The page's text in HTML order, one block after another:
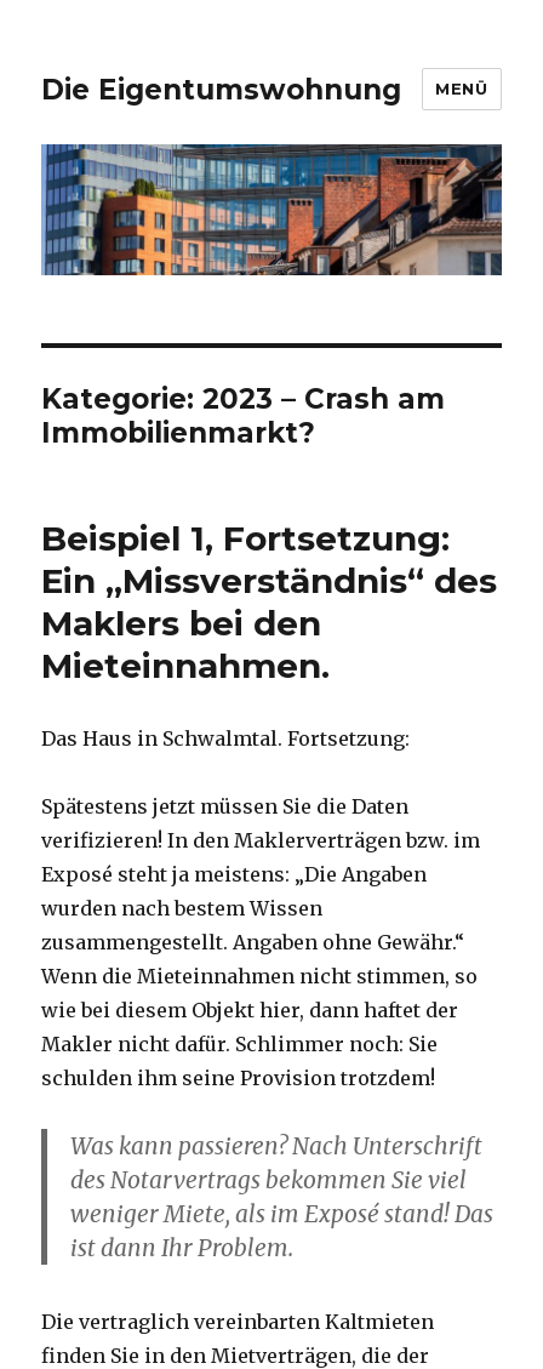
Die Eigentumswohnung MENÜ
Kategorie:2023 – Crash am
Immobilienmarkt?
Beispiel 1, Fortsetzung:
Ein „Missverständnis“ des
Maklers bei den
Mieteinnahmen.
Das Haus in Schwalmtal. Fortsetzung:
Spätestens jetzt müssen Sie die Daten
verifizieren! In den Maklerverträgen bzw. im
Exposé steht ja meistens: „Die Angaben
wurden nach bestem Wissen
zusammengestellt. Angaben ohne Gewähr.“
Wenn die Mieteinnahmen nicht stimmen, so
wie bei diesem Objekt hier, dann haftet der
Makler nicht dafür. Schlimmer noch: Sie
schulden ihm seine Provision trotzdem!
Was kann passieren? Nach Unterschrift
des Notarvertrags bekommen Sie viel
weniger Miete, als im Exposé stand! Das
ist dann Ihr Problem.
Die vertraglich vereinbarten Kaltmieten
finden Sie in den Mietverträgen, die der